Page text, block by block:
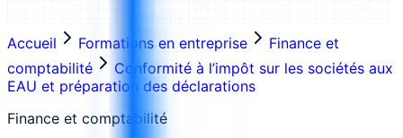
Accueil Formations en entreprise
Finance et
comptabilité
Conformité à l’impôt sur les sociétés aux
EAU et préparation des déclarations
Finance et comptabilité